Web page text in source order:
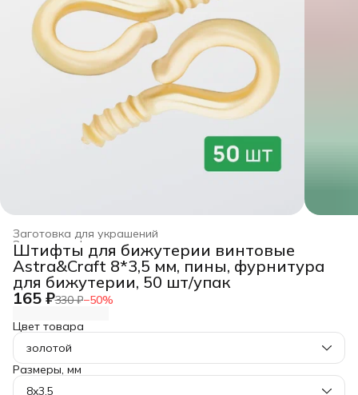
Заготовка для украшений
Заготовка, фурнитура для рукоделия ›
Хобби и творчество ›
Главная
Штифты для бижутерии винтовые
Astra&Craft 8*3,5 мм, пины, фурнитура
для бижутерии, 50 шт/упак
165 ₽330 ₽−50%
Цвет товара
золотой
Размеры, мм
8x3,5